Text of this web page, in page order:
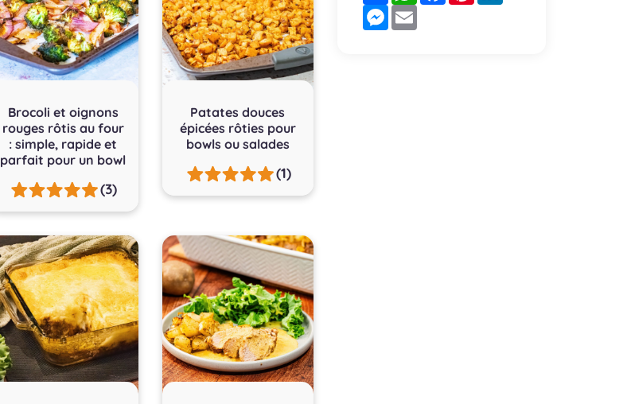
Brocoli et oignons
rouges rôtis au four
: simple, rapide et
parfait pour un bowl
(3)
Patates douces
épicées rôties pour
bowls ou salades
(1)
Messenger
Email